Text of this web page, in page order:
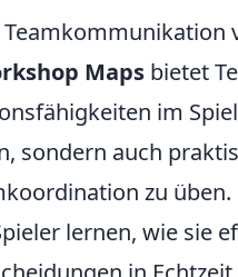
Maps bietet
im
sondern auch
zu
lernen, wie sie